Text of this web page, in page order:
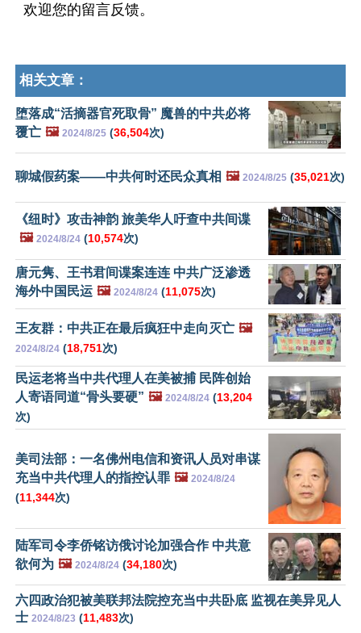
欢迎您的留言反馈。
相关文章：
堕落成“活摘器官死取骨” 魔兽的中共必将
覆亡 🖼️ 2024/8/25 (36,504次)
聊城假药案——中共何时还民众真相 🖼️ 2024/8/25 (35,021次)
《纽时》攻击神韵 旅美华人吁查中共间谍
🖼️ 2024/8/24 (10,574次)
唐元隽、王书君间谍案连连 中共广泛渗透
海外中国民运 🖼️ 2024/8/24 (11,075次)
王友群：中共正在最后疯狂中走向灭亡 🖼️
2024/8/24 (18,751次)
民运老将当中共代理人在美被捕 民阵创始
人寄语同道“骨头要硬” 🖼️ 2024/8/24 (13,204
次)
美司法部：一名佛州电信和资讯人员对串谋
充当中共代理人的指控认罪 🖼️ 2024/8/24
(11,344次)
陆军司令李侨铭访俄讨论加强合作 中共意
欲何为 🖼️ 2024/8/24 (34,180次)
六四政治犯被美联邦法院控充当中共卧底 监视在美异见人
士 2024/8/23 (11,483次)